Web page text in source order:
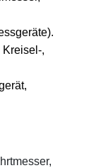
Kreisel-,